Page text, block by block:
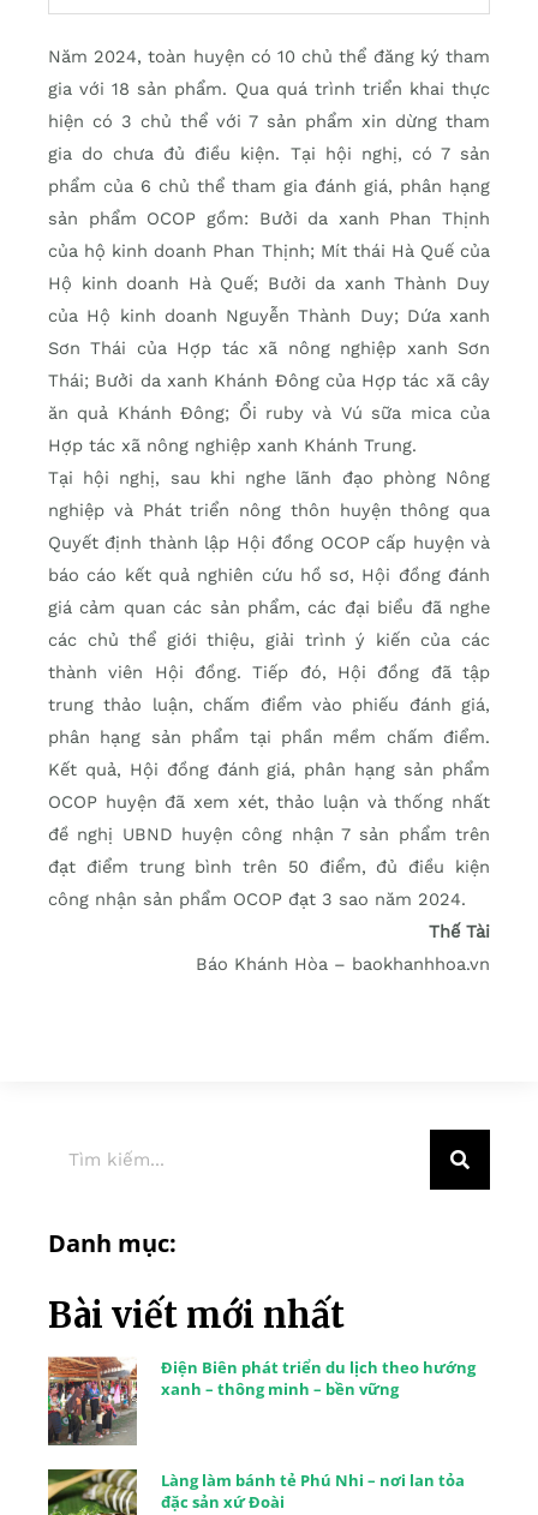
Năm 2024, toàn huyện có 10 chủ thể đăng ký tham
gia với 18 sản phẩm. Qua quá trình triển khai thực
hiện có 3 chủ thể với 7 sản phẩm xin dừng tham
gia do chưa đủ điều kiện. Tại hội nghị, có 7 sản
phẩm của 6 chủ thể tham gia đánh giá, phân hạng
sản phẩm OCOP gồm: Bưởi da xanh Phan Thịnh
của hộ kinh doanh Phan Thịnh; Mít thái Hà Quế của
Hộ kinh doanh Hà Quế; Bưởi da xanh Thành Duy
của Hộ kinh doanh Nguyễn Thành Duy; Dứa xanh
Sơn Thái của Hợp tác xã nông nghiệp xanh Sơn
Thái; Bưởi da xanh Khánh Đông của Hợp tác xã cây
ăn quả Khánh Đông; Ổi ruby và Vú sữa mica của
Hợp tác xã nông nghiệp xanh Khánh Trung.
Tại hội nghị, sau khi nghe lãnh đạo phòng Nông
nghiệp và Phát triển nông thôn huyện thông qua
Quyết định thành lập Hội đồng OCOP cấp huyện và
báo cáo kết quả nghiên cứu hồ sơ, Hội đồng đánh
giá cảm quan các sản phẩm, các đại biểu đã nghe
các chủ thể giới thiệu, giải trình ý kiến của các
thành viên Hội đồng. Tiếp đó, Hội đồng đã tập
trung thảo luận, chấm điểm vào phiếu đánh giá,
phân hạng sản phẩm tại phần mềm chấm điểm.
Kết quả, Hội đồng đánh giá, phân hạng sản phẩm
OCOP huyện đã xem xét, thảo luận và thống nhất
đề nghị UBND huyện công nhận 7 sản phẩm trên
đạt điểm trung bình trên 50 điểm, đủ điều kiện
công nhận sản phẩm OCOP đạt 3 sao năm 2024.
Thế Tài
Báo Khánh Hòa – baokhanhhoa.vn
Danh mục:
Bài viết mới nhất
Điện Biên phát triển du lịch theo hướng
xanh – thông minh – bền vững
Làng làm bánh tẻ Phú Nhi – nơi lan tỏa
đặc sản xứ Đoài